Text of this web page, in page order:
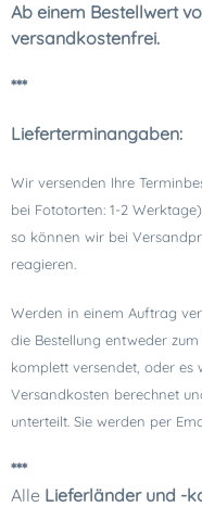
Ab einem Bestellwert
versandkostenfrei.
***
Lieferterminangaben:
Wir versenden Ihre
bei Fototorten: 1-2
so können wir bei
reagieren.
Werden in einem Auftrag
die Bestellung entweder
komplett versendet, oder es
Versandkosten berechnet
unterteilt. Sie werden per
***
Alle Lieferländer und -